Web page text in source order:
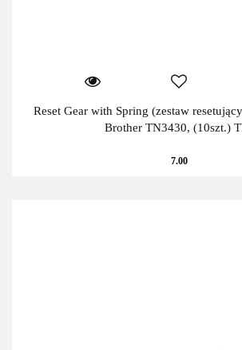
Reset Gear with Spring (zestaw
Brother TN3430, (10szt.)
7.00